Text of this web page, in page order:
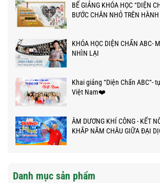
BẾ GIẢNG KHÓA HỌC “DIỆN
BƯỚC CHÂN NHỎ TRÊN
KHÓA HỌC DIỆN CHẨN ABC-
NHÌN LẠI
Khai giảng “Diện Chẩn ABC“-
Việt Nam❤️
ÂM DƯƠNG KHÍ CÔNG - KẾT
KHẮP NĂM CHÂU GIỮA ĐẠI
Danh mục sản phẩm